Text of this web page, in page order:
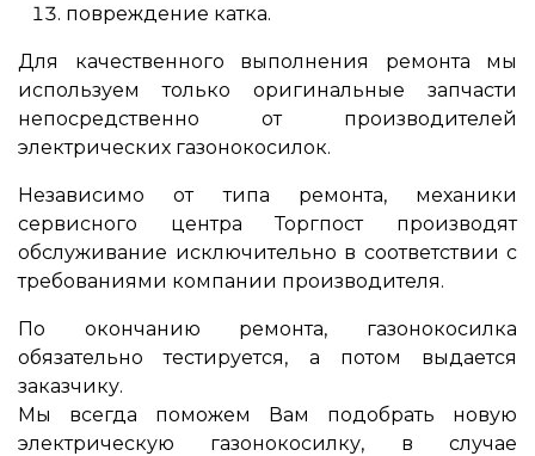
повреждение катка.
Для качественного выполнения ремонта мы
используем только оригинальные запчасти
непосредственно от производителей
электрических газонокосилок.
Независимо от типа ремонта, механики
сервисного центра Торгпост производят
обслуживание исключительно в соответствии с
требованиями компании производителя.
По окончанию ремонта, газонокосилка
обязательно тестируется, а потом выдается
заказчику.
Мы всегда поможем Вам подобрать новую
электрическую газонокосилку, в случае